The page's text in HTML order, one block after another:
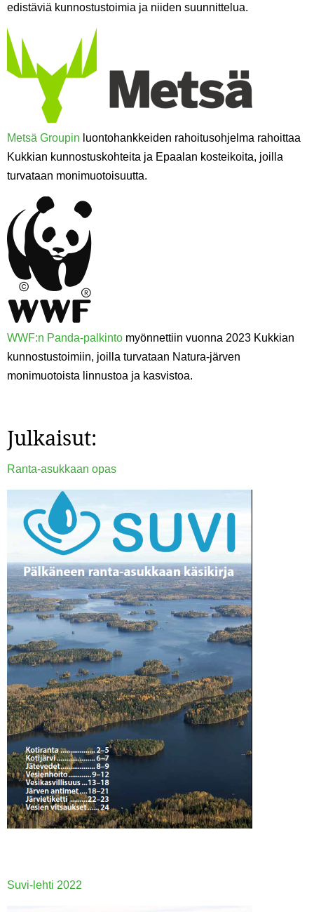
edistäviä kunnostustoimia ja niiden suunnittelua.
Metsä Groupin luontohankkeiden rahoitusohjelma rahoittaa
Kukkian kunnostuskohteita ja Epaalan kosteikoita, joilla
turvataan monimuotoisuutta.
WWF:n Panda-palkinto myönnettiin vuonna 2023 Kukkian
kunnostustoimiin, joilla turvataan Natura-järven
monimuotoista linnustoa ja kasvistoa.
Julkaisut:
Ranta-asukkaan opas
Suvi-lehti 2022